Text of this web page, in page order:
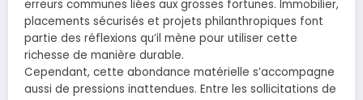
erreurs communes liées aux grosses fortunes. Immobilier,
placements sécurisés et projets philanthropiques font
partie des réflexions qu’il mène pour utiliser cette
richesse de manière durable.
Cependant, cette abondance matérielle s’accompagne
aussi de pressions inattendues. Entre les sollicitations de